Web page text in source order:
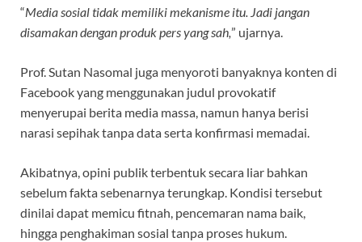
“Media sosial tidak memiliki mekanisme itu. Jadi jangan
disamakan dengan produk pers yang sah,” ujarnya.
Prof. Sutan Nasomal juga menyoroti banyaknya konten di
Facebook yang menggunakan judul provokatif
menyerupai berita media massa, namun hanya berisi
narasi sepihak tanpa data serta konfirmasi memadai.
Akibatnya, opini publik terbentuk secara liar bahkan
sebelum fakta sebenarnya terungkap. Kondisi tersebut
dinilai dapat memicu fitnah, pencemaran nama baik,
hingga penghakiman sosial tanpa proses hukum.